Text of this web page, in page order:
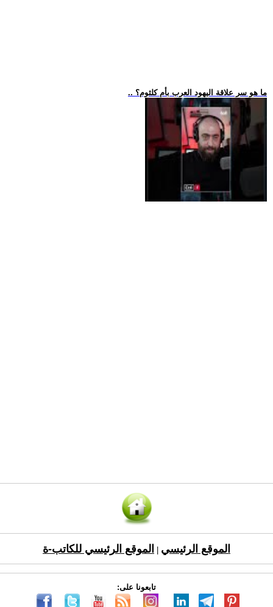
.. ما هو سر علاقة اليهود العرب بأم كلثوم؟
الموقع الرئيسي الموقع الرئيسي للكاتب-ة
تابعونا على: